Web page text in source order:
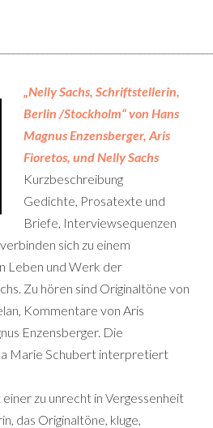
„Nelly Sachs, Schriftstellerin,
Berlin /Stockholm“ von Hans
Magnus Enzensberger, Aris
Fioretos, und Nelly Sachs
Kurzbeschreibung
Gedichte, Prosatexte und
Briefe, Interviewsequenzen
sich zu einem
Leben und Werk der
Zu hören sind Originaltöne von
Kommentare von Aris
Enzensberger. Die
Marie Schubert interpretiert
zu unrecht in Vergessenheit
das Originaltöne, kluge,